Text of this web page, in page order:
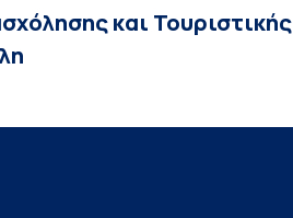
και Τουριστικής